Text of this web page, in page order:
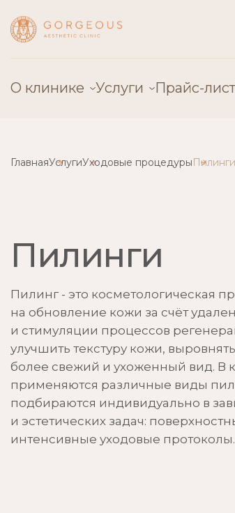
О клинике
О нас
Отзывы
Контакты
Услуги
Пластическая
Детская хирургия
Трихология
Уходовые
Пирсинг
Прайс-лист
ГлавнаяУслугиУходовые процедурыПилинги
Пилинги
Пилинг - это косметологическая
на обновление кожи за счёт
и стимуляции процессов
улучшить текстуру кожи,
более свежий и ухоженный вид. В
применяются различные виды
подбираются индивидуально в
и эстетических задач:
интенсивные уходовые протоколы.